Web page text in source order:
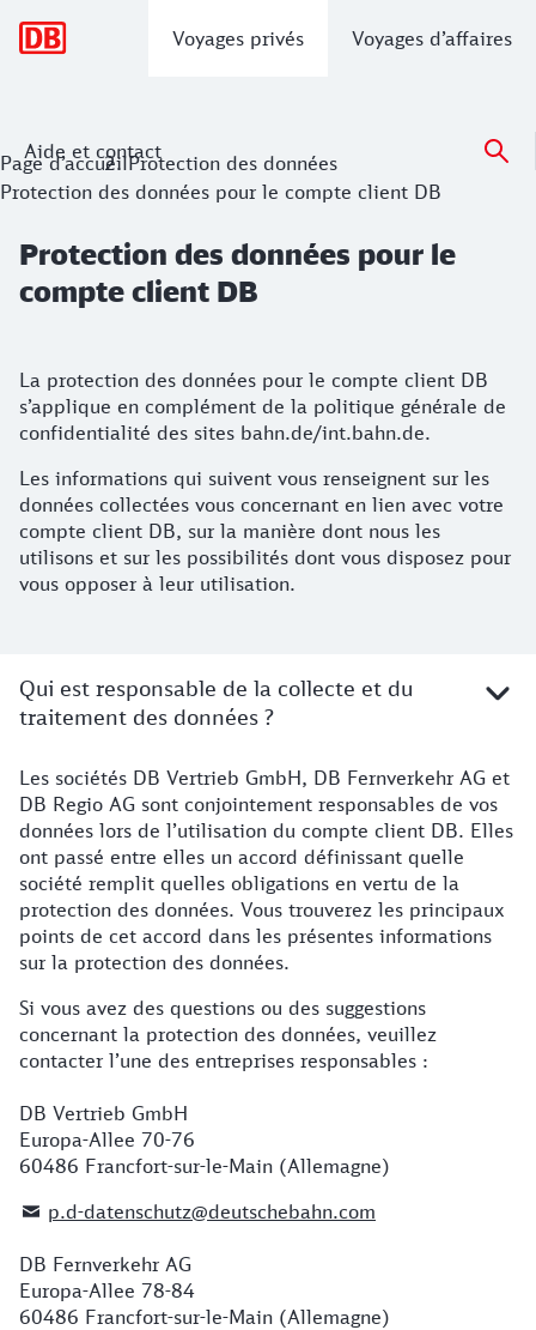
Voyages privés Voyages d’affaires
Aide et contact
Protection des données pour le
Page d’accueilProtection des données
Protection des données pour le compte client DB
Protection des données pour le
compte client DB
Toutes les informations
La protection des données pour le compte client DB
s’applique en complément de la politique générale de
confidentialité des sites bahn.de/int.bahn.de.
Les informations qui suivent vous renseignent sur les
données collectées vous concernant en lien avec votre
compte client DB, sur la manière dont nous les
utilisons et sur les possibilités dont vous disposez pour
vous opposer à leur utilisation.
Qui est responsable de la collecte et du
traitement des données ?
Contacts et adresses
Les sociétés DB Vertrieb GmbH, DB Fernverkehr AG et
DB Regio AG sont conjointement responsables de vos
données lors de l’utilisation du compte client DB. Elles
ont passé entre elles un accord définissant quelle
société remplit quelles obligations en vertu de la
protection des données. Vous trouverez les principaux
points de cet accord dans les présentes informations
sur la protection des données.
Si vous avez des questions ou des suggestions
concernant la protection des données, veuillez
contacter l’une des entreprises responsables :
DB Vertrieb GmbH
Europa-Allee 70-76
60486 Francfort-sur-le-Main (Allemagne)
p.d-datenschutz@deutschebahn.com
DB Fernverkehr AG
Europa-Allee 78-84
60486 Francfort-sur-le-Main (Allemagne)